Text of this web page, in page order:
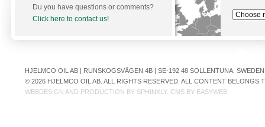
Du you have questions or comments?
Click here to contact us!
HJELMCO OIL AB | RUNSKOGSVÄGEN 4B | SE-192 48 SOLLENTUNA,
© 2026 HJELMCO OIL AB. ALL RIGHTS RESERVED. ALL CONTENT
WEBDESIGN AND PRODUCTION BY SPHINXLY. CMS BY EASYWEB